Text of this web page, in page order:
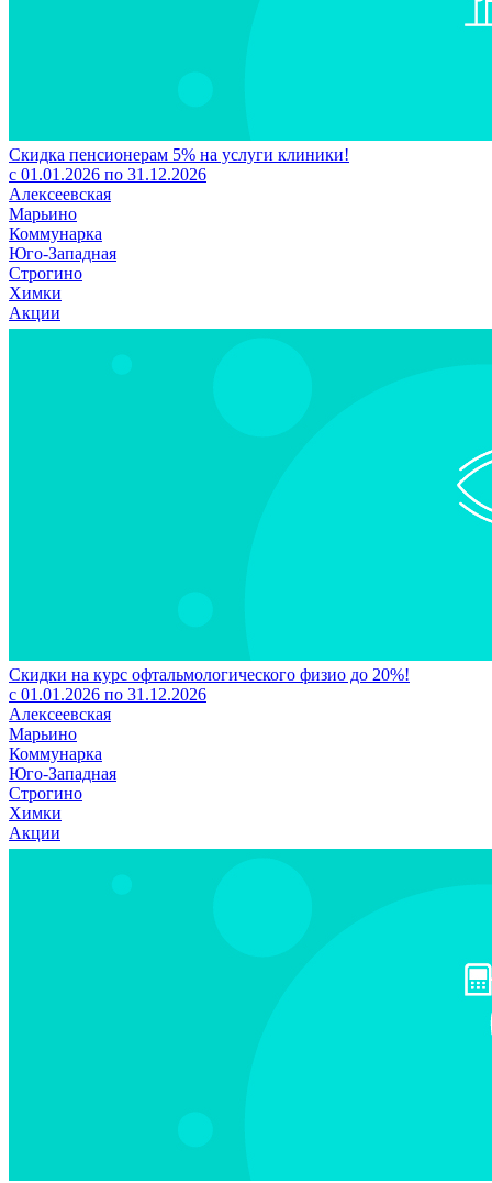
Скидка пенсионерам 5% на услуги клиники!
с 01.01.2026 по 31.12.2026
Алексеевская
Марьино
Коммунарка
Юго-Западная
Строгино
Химки
Акции
Скидки на курс офтальмологического физио до 20%!
с 01.01.2026 по 31.12.2026
Алексеевская
Марьино
Коммунарка
Юго-Западная
Строгино
Химки
Акции